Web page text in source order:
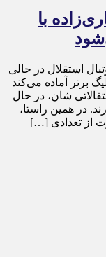
با
استقلال در حالی
برتر آماده می‌کند
شان، در حال
در همین راستا،
از تعدادی […]